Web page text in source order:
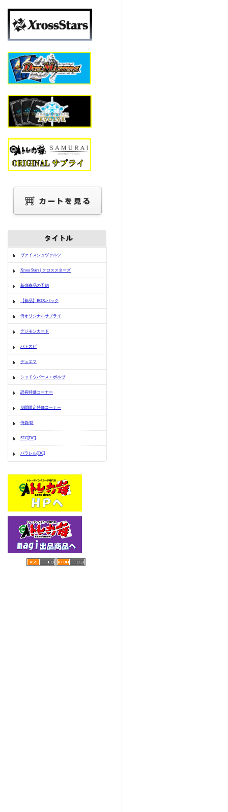
ヴァイスシュヴァルツ
Xross Stars | クロススターズ
新弾商品の予約
【新品】BOX/パック
侍オリジナルサプライ
デジモンカード
バトスピ
デュエマ
シャドウバースエボルヴ
訳有特価コーナー
期間限定特価コーナー
侍袋/箱
SEC[DC]
パラレル[DC]